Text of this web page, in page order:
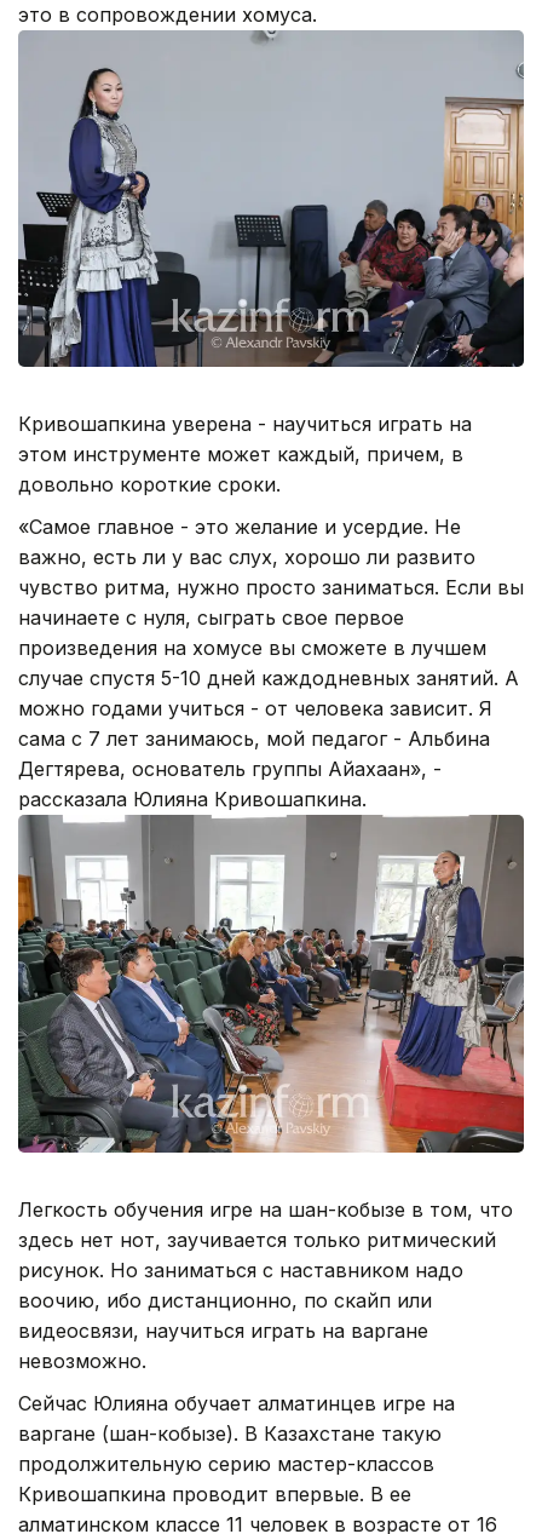
это в сопровождении хомуса.
Кривошапкина уверена - научиться играть на
этом инструменте может каждый, причем, в
довольно короткие сроки.
«Самое главное - это желание и усердие. Не
важно, есть ли у вас слух, хорошо ли развито
чувство ритма, нужно просто заниматься. Если вы
начинаете с нуля, сыграть свое первое
произведения на хомусе вы сможете в лучшем
случае спустя 5-10 дней каждодневных занятий. А
можно годами учиться - от человека зависит. Я
сама с 7 лет занимаюсь, мой педагог - Альбина
Дегтярева, основатель группы Айахаан», -
рассказала Юлияна Кривошапкина.
Легкость обучения игре на шан-кобызе в том, что
здесь нет нот, заучивается только ритмический
рисунок. Но заниматься с наставником надо
воочию, ибо дистанционно, по скайп или
видеосвязи, научиться играть на варгане
невозможно.
Сейчас Юлияна обучает алматинцев игре на
варгане (шан-кобызе). В Казахстане такую
продолжительную серию мастер-классов
Кривошапкина проводит впервые. В ее
алматинском классе 11 человек в возрасте от 16